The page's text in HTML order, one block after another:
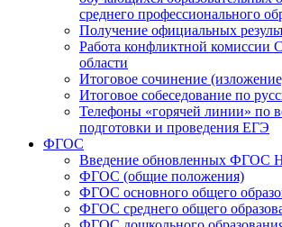
среднего профессионального
Получение официальных
Работа конфликтной комиссии
области
Итоговое сочинение
Итоговое собеседование по
Телефоны «горячей линии» по
подготовки и проведения ЕГЭ
ФГОС
Введение обновленных
ФГОС (общие положения)
ФГОС основного общего
ФГОС среднего общего